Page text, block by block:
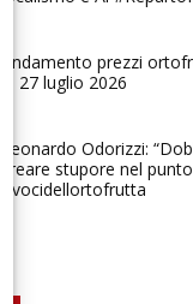
Andamento prezzi
al 27 luglio 2026
Leonardo Odorizzi:
creare stupore nel
#vocidellortofrutta